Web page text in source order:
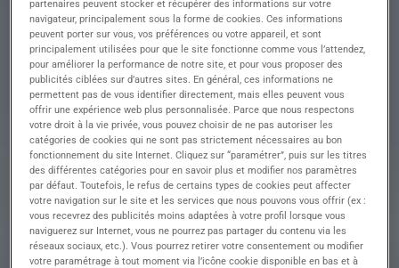
• Conduire divers engins de chantier avec
précision et sécurité
• Participer activement aux travaux préparatoires
et à l'entretien du site
• Collaborer efficacement avec d'autres équipes
pour assurer le bon fonctionnement des
opérations
• Manipuler et transporter des matériaux à l'aide
d'équipements spécialisés
• Contribuer à la maintenance des outils et des
équipements pour garantir leur bon état de
fonctionnement
partenaires peuvent stocker et récupérer des informations sur votre
navigateur, principalement sous la forme de cookies. Ces informations
peuvent porter sur vous, vos préférences ou votre appareil, et sont
principalement utilisées pour que le site fonctionne comme vous l’attendez,
pour améliorer la performance de notre site, et pour vous proposer des
publicités ciblées sur d’autres sites. En général, ces informations ne
permettent pas de vous identifier directement, mais elles peuvent vous
offrir une expérience web plus personnalisée. Parce que nous respectons
votre droit à la vie privée, vous pouvez choisir de ne pas autoriser les
catégories de cookies qui ne sont pas strictement nécessaires au bon
fonctionnement du site Internet. Cliquez sur “paramétrer”, puis sur les titres
des différentes catégories pour en savoir plus et modifier nos paramètres
par défaut. Toutefois, le refus de certains types de cookies peut affecter
votre navigation sur le site et les services que nous pouvons vous offrir (ex :
vous recevrez des publicités moins adaptées à votre profil lorsque vous
naviguerez sur Internet, vous ne pourrez pas partager du contenu via les
réseaux sociaux, etc.). Vous pourrez retirer votre consentement ou modifier
votre paramétrage à tout moment via l’icône cookie disponible en bas et à